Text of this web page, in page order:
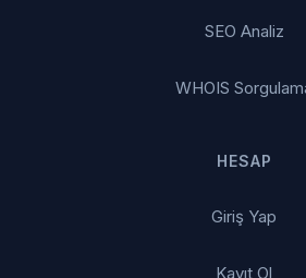
SEO Analiz
WHOIS
HESAP
Giriş Yap
Kayıt Ol